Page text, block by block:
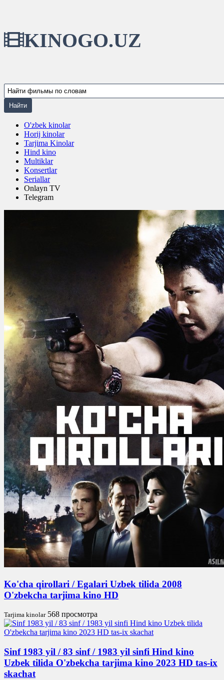
KINOGO.UZ
O'zbek kinolar
Horij kinolar
Tarjima Kinolar
Hind kino
Multiklar
Konsertlar
Seriallar
Onlayn TV
Telegram
Ko'cha qirollari / Egalari Uzbek tilida 2008
O'zbekcha tarjima kino HD
Tarjima kinolar 568 просмотра
Sinf 1983 yil / 83 sinf / 1983 yil sinfi Hind kino
Uzbek tilida O'zbekcha tarjima kino 2023 HD tas-ix
skachat